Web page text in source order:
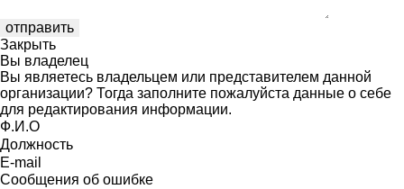
Закрыть
Вы владелец
Вы являетесь владельцем или представителем данной
организации? Тогда заполните пожалуйста данные о себе
для редактирования информации.
Ф.И.О
Должность
E-mail
Сообщения об ошибке